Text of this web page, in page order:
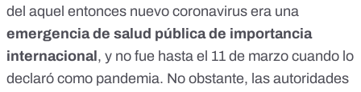
del aquel entonces nuevo coronavirus era una
emergencia de salud pública de importancia
internacional , y no fue hasta el 11 de marzo cuando lo
declaró como pandemia. No obstante, las autoridades